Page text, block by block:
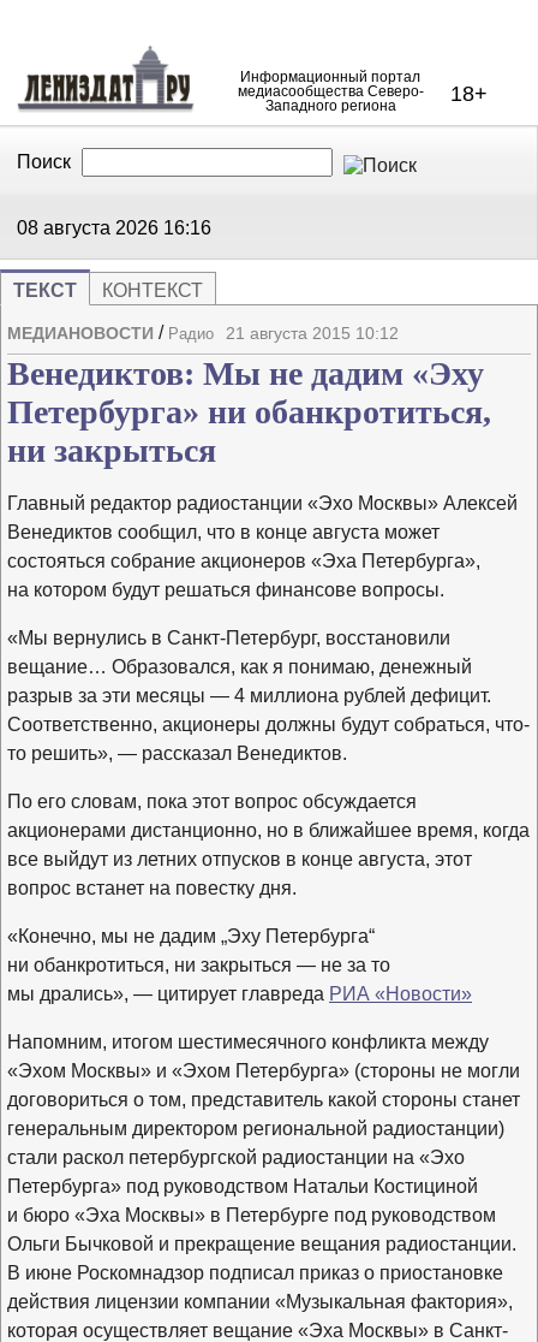
Информационный портал
медиасообщества Северо-
Западного региона
18+
Поиск
08 августа 2026 16:16
ТЕКСТ КОНТЕКСТ
МЕДИАНОВОСТИ / Радио 21 августа 2015 10:12
Венедиктов: Мы не дадим «Эху
Петербурга» ни обанкротиться,
ни закрыться
Главный редактор радиостанции «Эхо Москвы» Алексей
Венедиктов сообщил, что в конце августа может
состояться собрание акционеров «Эха Петербурга»,
на котором будут решаться финансове вопросы.
«Мы вернулись в Санкт-Петербург, восстановили
вещание… Образовался, как я понимаю, денежный
разрыв за эти месяцы — 4 миллиона рублей дефицит.
Соответственно, акционеры должны будут собраться, что-
то решить», — рассказал Венедиктов.
По его словам, пока этот вопрос обсуждается
акционерами дистанционно, но в ближайшее время, когда
все выйдут из летних отпусков в конце августа, этот
вопрос встанет на повестку дня.
«Конечно, мы не дадим „Эху Петербурга“
ни обанкротиться, ни закрыться — не за то
мы дрались», — цитирует главреда РИА «Новости»
Напомним, итогом шестимесячного конфликта между
«Эхом Москвы» и «Эхом Петербурга» (стороны не могли
договориться о том, представитель какой стороны станет
генеральным директором региональной радиостанции)
стали раскол петербургской радиостанции на «Эхо
Петербурга» под руководством Натальи Костициной
и бюро «Эха Москвы» в Петербурге под руководством
Ольги Бычковой и прекращение вещания радиостанции.
В июне Роскомнадзор подписал приказ о приостановке
действия лицензии компании «Музыкальная фактория»,
которая осуществляет вещание «Эха Москвы» в Санкт-